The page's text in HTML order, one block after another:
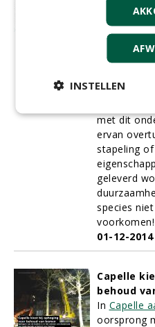
elk jaar
onder
planten.
in twee
hoopt u
met dit
ervan
stapeling
geleverd
species
voorkomen!
01-12-2014
Capelle
behoud
In Capelle
oorsprong
INSTELLEN